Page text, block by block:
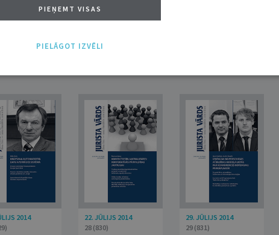
3. JŪNIJS 2014
2014
22. JŪLIJS 2014
28 (830)
29. JŪLIJS 2014
29 (831)
PIEŅEMT VISAS
PIELĀGOT IZVĒLI